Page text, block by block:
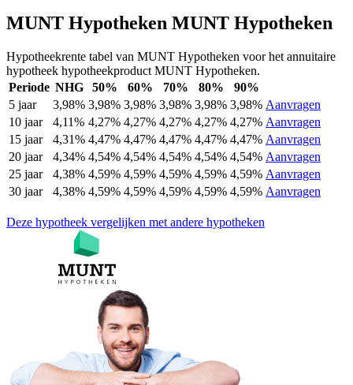
MUNT Hypotheken MUNT Hypotheken
Hypotheekrente tabel van MUNT Hypotheken voor het annuitaire
hypotheek hypotheekproduct MUNT Hypotheken.
Periode NHG 50% 60% 70% 80%
90%
5 jaar
3,98% 3,98% 3,98% 3,98% 3,98% 3,98% Aanvragen
10 jaar
4,11% 4,27% 4,27% 4,27% 4,27% 4,27% Aanvragen
15 jaar
4,31% 4,47% 4,47% 4,47% 4,47% 4,47% Aanvragen
20 jaar
4,34% 4,54% 4,54% 4,54% 4,54% 4,54% Aanvragen
25 jaar
4,38% 4,59% 4,59% 4,59% 4,59% 4,59% Aanvragen
30 jaar
4,38% 4,59% 4,59% 4,59% 4,59% 4,59% Aanvragen
Deze hypotheek vergelijken met andere hypotheken